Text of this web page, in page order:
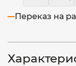
Переказ на